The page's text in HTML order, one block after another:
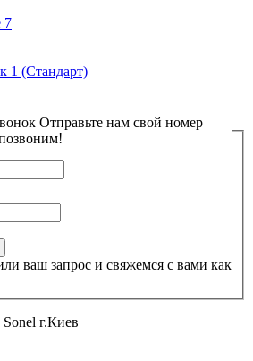
7
1 (Стандарт)
Отправьте нам свой номер
ваш запрос и свяжемся с вами как
г.Киев